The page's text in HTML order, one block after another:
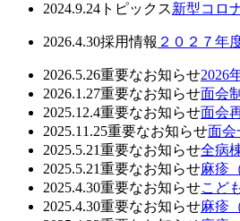
2024.9.24 トピックス新型コロ
2026.4.30採用情報 ２０２７年
2026.5.26重要なお知らせ2026
2026.1.27重要なお知らせ面会
2025.12.4重要なお知らせ面会
2025.11.25重要なお知らせ面会
2025.5.21重要なお知らせ全病
2025.5.21重要なお知らせ麻疹
2025.4.30重要なお知らせこど
2025.4.30重要なお知らせ麻疹